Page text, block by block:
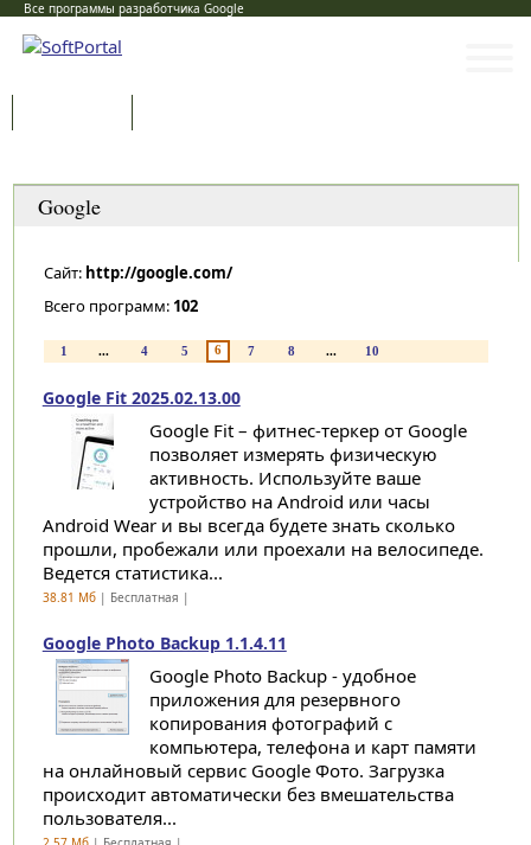
Все программы разработчика Google
Google
Сайт: http://google.com/
Всего программ: 102
1 ... 4 5 6 7 8 ... 10
Google Fit 2025.02.13.00
Google Fit – фитнес-теркер от Google
позволяет измерять физическую
активность. Используйте ваше
устройство на Android или часы
Android Wear и вы всегда будете знать сколько
прошли, пробежали или проехали на велосипеде.
Ведется статистика...
38.81 Мб| Бесплатная |
Google Photo Backup 1.1.4.11
Google Photo Backup - удобное
приложения для резервного
копирования фотографий с
компьютера, телефона и карт памяти
на онлайновый сервис Google Фото. Загрузка
происходит автоматически без вмешательства
пользователя...